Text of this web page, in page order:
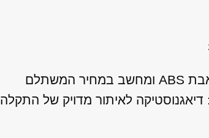
מנועי היבואן מתמחה במתן שירות שיפוץ / החלפת ABS לאאודי S4 כולל משאבת ABS ומחשב במחיר המשתלם
לאיתור מדויק של התקלה